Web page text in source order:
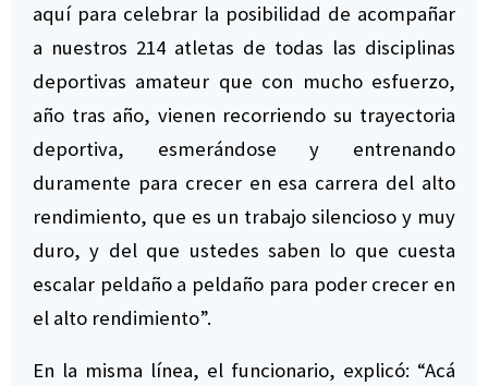
aquí para celebrar la posibilidad de acompañar
a nuestros 214 atletas de todas las disciplinas
deportivas amateur que con mucho esfuerzo,
año tras año, vienen recorriendo su trayectoria
deportiva, esmerándose y entrenando
duramente para crecer en esa carrera del alto
rendimiento, que es un trabajo silencioso y muy
duro, y del que ustedes saben lo que cuesta
escalar peldaño a peldaño para poder crecer en
el alto rendimiento”.
En la misma línea, el funcionario, explicó: “Acá